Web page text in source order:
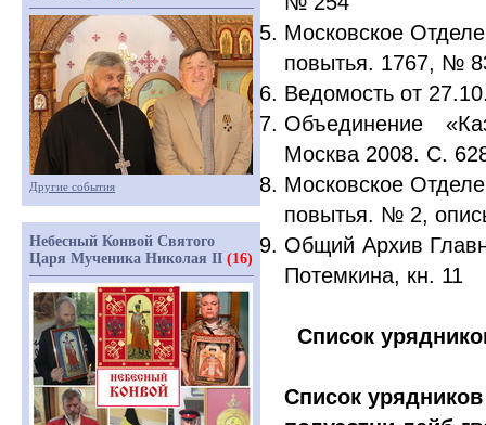
Московское
повытья. 1767, №
Ведомость от
Объединение
«
Москва 2008. С.
Московское
повытья. № 2,
Общий Архив
Потемкина, кн. 11
Список
Список урядников
Другие события
Небесный Конвой Святого
Царя Мученика Николая II (16)